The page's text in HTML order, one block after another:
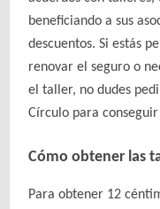
beneficiando a sus
descuentos. Si estás
renovar el seguro o
el taller, no dudes
Círculo para
Cómo obtener las
Para obtener 12